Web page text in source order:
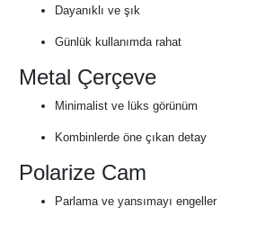
Dayanıklı ve şık
Günlük kullanımda rahat
Metal Çerçeve
Minimalist ve lüks görünüm
Kombinlerde öne çıkan detay
Polarize Cam
Parlama ve yansımayı engeller